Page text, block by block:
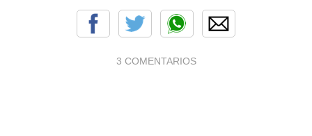
3 COMENTARIOS